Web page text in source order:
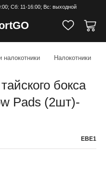
Cб: 11-16:00; Вс: выходной
GO
налокотники Налокотники
бокса
Pads (2шт)-
EBE1